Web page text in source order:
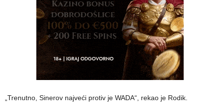
„Trenutno, Sinerov najveći protiv je WADA“, rekao je Rodik.